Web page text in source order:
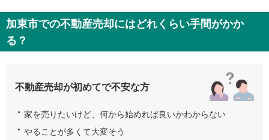
加東市での不動産売却にはどれくらい手間がかか
る？
不動産売却が初めてで不安な方
家を売りたいけど、何から始めれば良いかわからない
やることが多くて大変そう